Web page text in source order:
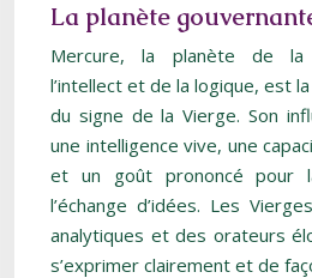
La planète
Mercure, la planète de la
l’intellect et de la logique, est
du signe de la Vierge. Son
une intelligence vive, une
et un goût prononcé pour
l’échange d’idées. Les
analytiques et des orateurs
s’exprimer clairement et de